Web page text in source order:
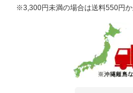
※3,300円未満の場合は送料550円か